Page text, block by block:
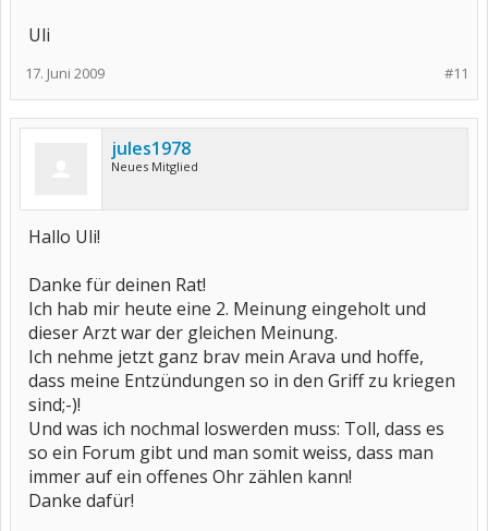
Uli
#11
17. Juni 2009
jules1978
Neues Mitglied
Hallo Uli!
Danke für deinen Rat!
Ich hab mir heute eine 2. Meinung eingeholt und
dieser Arzt war der gleichen Meinung.
Ich nehme jetzt ganz brav mein Arava und hoffe,
dass meine Entzündungen so in den Griff zu kriegen
sind;-)!
Und was ich nochmal loswerden muss: Toll, dass es
so ein Forum gibt und man somit weiss, dass man
immer auf ein offenes Ohr zählen kann!
Danke dafür!